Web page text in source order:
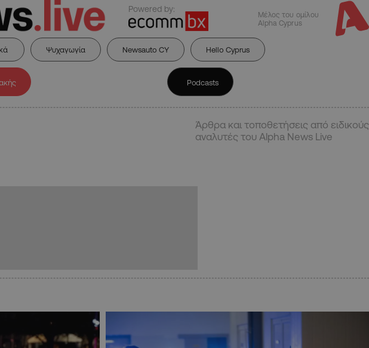
Powered by:
Μέλος του ομίλου
Alpha Cyprus
Ψυχαγωγία Newsauto CY Hello Cyprus
Podcasts
Άρθρα και τοποθετήσεις από ειδικούς
αναλυτές του Alpha News Live